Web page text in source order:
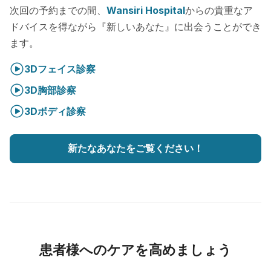
次回の予約までの間、 Wansiri Hospitalからの貴重なア
ドバイスを得ながら『新しいあなた』に出会うことができ
ます。
3Dフェイス診察
3D胸部診察
3Dボディ診察
新たなあなたをご覧ください！
患者様へのケアを高めましょう